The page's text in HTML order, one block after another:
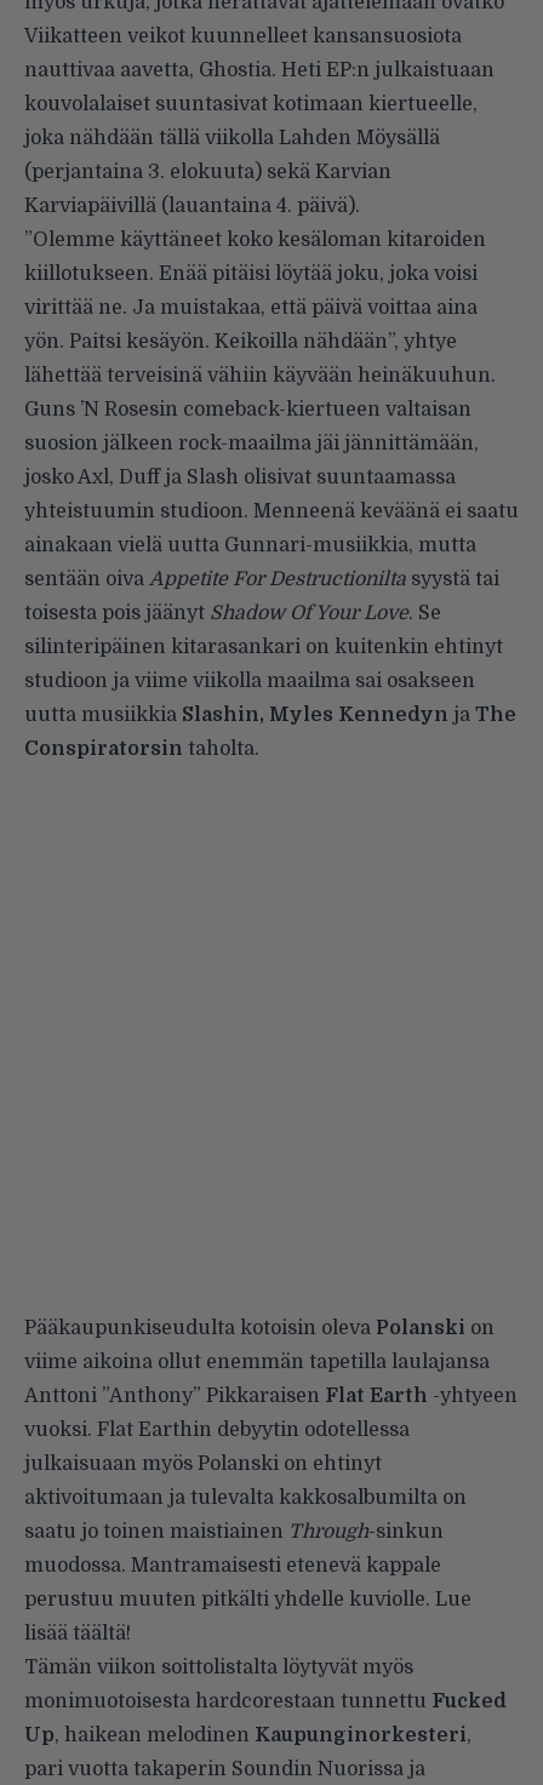
Viikatteen veikot kuunnelleet kansansuosiota
nauttivaa aavetta, Ghostia. Heti EP:n julkaistuaan
kouvolalaiset suuntasivat kotimaan kiertueelle,
joka nähdään tällä viikolla Lahden Möysällä
(perjantaina 3. elokuuta) sekä Karvian
Karviapäivillä (lauantaina 4. päivä).
”Olemme käyttäneet koko kesäloman kitaroiden
kiillotukseen. Enää pitäisi löytää joku, joka voisi
virittää ne. Ja muistakaa, että päivä voittaa aina
yön. Paitsi kesäyön. Keikoilla nähdään”, yhtye
lähettää terveisinä vähiin käyvään heinäkuuhun.
Guns ’N Rosesin comeback-kiertueen valtaisan
suosion jälkeen rock-maailma jäi jännittämään,
josko Axl, Duff ja Slash olisivat suuntaamassa
yhteistuumin studioon. Menneenä keväänä ei saatu
ainakaan vielä uutta Gunnari-musiikkia, mutta
sentään oiva Appetite For Destructionilta syystä tai
toisesta pois jäänyt Shadow Of Your Love. Se
silinteripäinen kitarasankari on kuitenkin ehtinyt
studioon ja viime viikolla maailma sai osakseen
uutta musiikkia Slashin, Myles Kennedyn ja The
Conspiratorsin taholta.
Pääkaupunkiseudulta kotoisin oleva Polanski on
viime aikoina ollut enemmän tapetilla laulajansa
Anttoni ”Anthony” Pikkaraisen Flat Earth -yhtyeen
vuoksi. Flat Earthin debyytin odotellessa
julkaisuaan myös Polanski on ehtinyt
aktivoitumaan ja tulevalta kakkosalbumilta on
saatu jo toinen maistiainen Through-sinkun
muodossa. Mantramaisesti etenevä kappale
perustuu muuten pitkälti yhdelle kuviolle. Lue
lisää täältä!
Tämän viikon soittolistalta löytyvät myös
monimuotoisesta hardcorestaan tunnettu Fucked
Up, haikean melodinen Kaupunginorkesteri,
pari vuotta takaperin Soundin Nuorissa ja